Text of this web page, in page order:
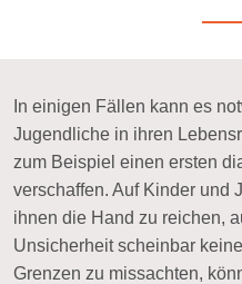
In einigen Fällen kann es
Jugendliche in ihren
zum Beispiel einen ersten
verschaffen. Auf Kinder und
ihnen die Hand zu reichen,
Unsicherheit scheinbar
Grenzen zu missachten,